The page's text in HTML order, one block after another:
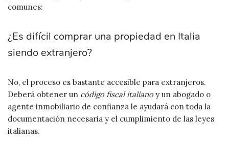
comunes:
¿Es difícil comprar una propiedad en Italia
siendo extranjero?
No, el proceso es bastante accesible para extranjeros.
Deberá obtener un código fiscal italianoy un abogado o
agente inmobiliario de confianza le ayudará con toda la
documentación necesaria y el cumplimiento de las leyes
italianas.